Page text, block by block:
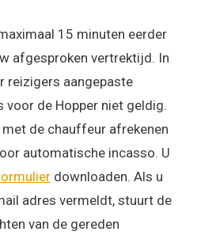
15 minuten eerder
afgesproken vertrektijd. In
reizigers aangepaste
voor de Hopper niet geldig.
de chauffeur afrekenen
automatische incasso. U
downloaden. Als u
adres vermeldt, stuurt de
van de gereden